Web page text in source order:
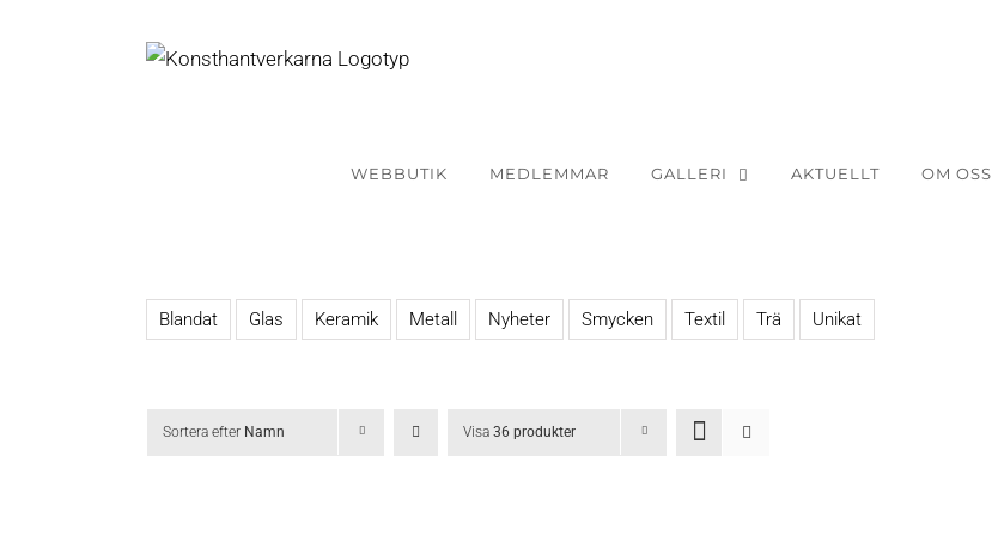
WEBBUTIK MEDLEMMAR GALLERI AKTUELLT OM OSS
Blandat Glas Keramik Metall Nyheter Smycken Textil Trä Unikat
Sortera efter Namn Visa 36 produkter